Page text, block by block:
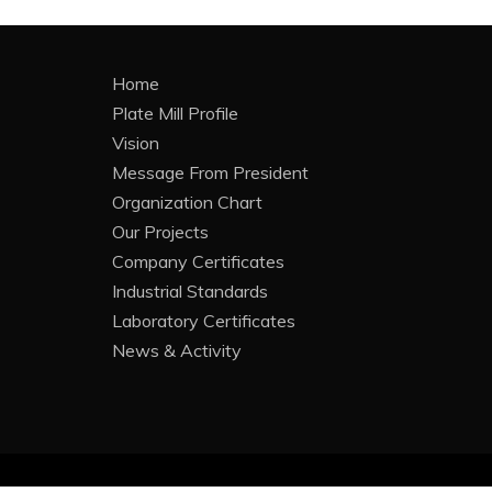
Home
Plate Mill Profile
Vision
Message From President
Organization Chart
Our Projects
Company Certificates
Industrial Standards
Laboratory Certificates
News & Activity